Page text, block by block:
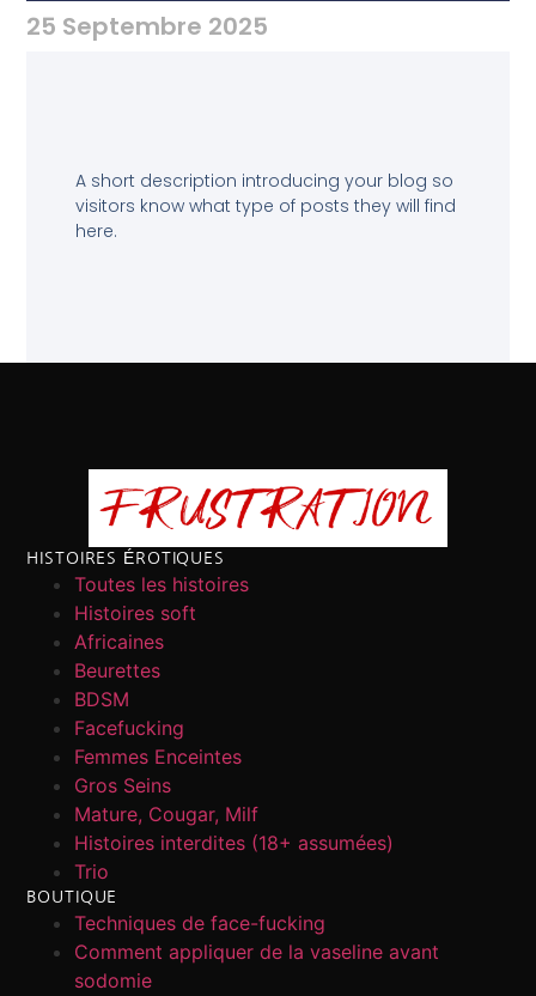
25 Septembre 2025
A short description introducing your blog so
visitors know what type of posts they will find
here.
HISTOIRES ÉROTIQUES
Toutes les histoires
Histoires soft
Africaines
Beurettes
BDSM
Facefucking
Femmes Enceintes
Gros Seins
Mature, Cougar, Milf
Histoires interdites (18+ assumées)
Trio
BOUTIQUE
Techniques de face-fucking
Comment appliquer de la vaseline avant
sodomie